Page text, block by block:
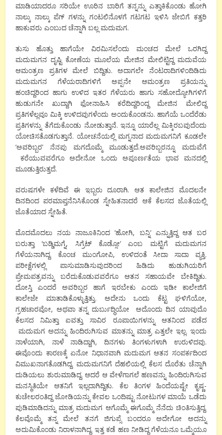
ಮಾಡಿಯಾದರೂ ಸರಿಯೇ ಊರಿನ ಬಾರಿಗೆ ತನ್ನನ್ನು ಎತ್ತಾಕಿಕೊಂಡು ಹೋಗಿ
ನಾಲ್ಕು ನಾಲ್ಕು ಪೆಗ್ ಗಳನ್ನು ಗಂಟಲಿನೊಳಗೆ ಗಟಗಟ ಇಳಿಸಿ ಜೇಬಿಗೆ ಕತ್ತರಿ
ಹಾಕುವರು ಎಂಬುದ ಚೆನ್ನಾಗಿ ಬಲ್ಲ ಮದುಮಗ.
ತುಸು ಹೊತ್ತು ಹಾಗೆಯೇ ವಿರಮಿಸಲೆಂದು ಮಂಚದ ಮೇಲೆ ಒರಗಿದ್ದ
ಮದುಮಗನ ದೃಷ್ಟಿ ಕೋಣೆಯ ಮೂಲೆಯ ಮೇಜಿನ ಮೇಲಿಟ್ಟಿದ್ದ ಮದುವೆಯ
ಆಮಂತ್ರಣ ಪ್ರತಿಗಳ ಮೇಲೆ ಬಿದ್ದಿತು. ಅದಾಗಲೇ ನೆಂಟರಾದಿಗಳಿಂದಿಡಿದು
ಮದುಮಗನ
ಗೆಳೆಯರಾದಿಗಳಿಗೆ ಅಪ್ಪನೇ ಆಮಂತ್ರಣ ಪ್ರತಿಯನ್ನು
ಹಂಚಿದ್ದರಿಂದ ಹಾಗು ಉಳಿದ ಇತರ ಗೆಳೆಯರು ಹಾಗು ಸಹೋದ್ಯೋಗಿಗಳಿಗೆ
ಹುಡುಗನೇ ಖುದ್ದಾಗಿ ಫೋನಾಹಿಸಿ ಕರೆದಿದ್ದರಿಂದ್ದ ಮೇಜಿನ ಮೇಲಿದ್ದ
ಪ್ರತಿಗಳೆಲ್ಲವೂ ಮಿಕ್ಕಿ ಉಳಿದವುಗಳೆಂದು ಅಂದುಕೊಂಡನು. ಹಾಗೆಯೆ ಒಂದೆರೆಡು
ಪ್ರತಿಗಳನ್ನು ತೆಗೆದುಕೊಂಡು ನೋಡುತ್ತಾನೆ. ಇನ್ನೂ ಯಾರೆಲ್ಲ ಮಿಕ್ಕಿರಬವುದೆಂದು
ಯೋಚಿಸತೊಡಗುತ್ತಾನೆ. ಯೋಚನೆಯಲ್ಲಿ ಮಗ್ನನಾದ ಮದುಮಗನಿಗೆ ಕೂಡಲೇ
‘ಅವರಿಬ್ಬರ’ ನೆನಪು ಮಗದೊಮ್ಮೆ ಮೂಡುತ್ತದೆ.ಅವರಿಬ್ಬರನ್ನೂ ಮದುವೆಗೆ
ಕರೆಯುವವರೆಗೂ ಅದೇನೋ ಒಂದು ಅಪೂರ್ಣತೆಯ ಭಾವ ಮನದಲ್ಲಿ
ಮೂಡುತ್ತಿರುತ್ತದೆ.
ವರುಷಗಳೇ ಕಳೆದಿವೆ ಈ ಇಬ್ಬರು ದೂರಾಗಿ. ಆತ ಕಾಲೇಜಿನ ಮೊದಲನೇ
ದಿನದಿಂದ ಪರಮಾಪ್ತನೆನಿಸಿಕೊಂಡ ಸ್ನೇಹಿತನಾದರೆ ಆಕೆ ಕೆಲಸದ ಜೊತೆಯಲ್ಲಿ
ಜೊತೆಯಾದ ಸ್ನೇಹಿತೆ.
ಮೊದಮೊದಲು ನಯ ನಾಜೂಕಿನಿಂದ‘ಹೋಗಿ, ಬನ್ನಿ‘ ಎನ್ನುತ್ತಿದ್ದ ಆತ ಬರ
ಬರುತ್ತಾ‘ಬಡ್ಡಿಮಗ್ನೆ, ಸಿಗ್ರೆಟ್ ಕೊಡ್ಸೋ‘ಎಂಬ ಮಟ್ಟಿಗೆ ಮದುಮಗನ
ಗೆಳೆಯನಾಗಿದ್ದ. ಕೊಂಚ ಮುಂಗೋಪಿ, ಉಳಿದಂತೆ ಸೀದಾ ಸಾದಾ ವ್ಯಕ್ತಿ.
ಪರೀಕ್ಷೆಗಳಲ್ಲಿ ಪಾಸುಮಾಡಿಸುವುದರಿಂದ ಹಿಡಿದು ಹುಡುಗಿಯರಿಗೆ
ಪ್ರೇಮಪತ್ರವನ್ನು ಬರೆದುಕೊಡುವವರೆಗೂ ಆತನ ಸಹಾಯವೇ ಬೇಕಿದ್ದಿತು.
ದೋಸ್ತಿ ಎಂದರೆ ಅವರಿಬ್ಬರ ಹಾಗೆ ಇರಬೇಕು ಎಂದು ಇಡೀ ಕಾಲೇಜಿಗೆ
ಕಾಲೇಜೇ ಮಾತಾಡಿಕೊಳ್ಳುತ್ತಿತ್ತು.
ಅದೇನು ಒಂದು ಕೆಟ್ಟ ಘಳಿಗೆಯೋ,
ಗ್ರಹಚಾರವೋ, ಅಥವಾ ತನ್ನ ದುರ್ಬುದ್ಧಿಯೋ
ಅದೊಂದು ದಿನ ಯಾವುದೊ
ಕೆಲಸದ ನಿಮಿತ್ತಾ ಐವತ್ತು ಸಾವಿರ ರೂಪಾಯಿಗಳನ್ನು ಆತನಿಂದ ಪಡೆದ
ಮದುಮಗ ಅದನ್ನು ಹಿಂದಿರುಗಿಸುವ ಮಾತನ್ನು ಮಾತ್ರ ಎತ್ತಲೇ ಇಲ್ಲ. ಇಂದು
ನಾಳೆಯಾಗಿ, ನಾಳೆ ನಾಡಿದ್ದಾಗಿ, ದಿನಗಳು ತಿಂಗಳುಗಳಾಗಿ ಉರುಳಿದವು.
ಈವೊಂದು ಕಾರಣಕ್ಕೆ ಏನೋ ನಿಧಾನವಾಗಿ ಮದುಮಗ ಆತನ ಸಂಪರ್ಕದಿಂದ
ವಿಮುಖನಾಗತೊಡಗಿದ್ದ.ಮದುಮಗನಿಗೆ ದೆಹಲಿಯಲ್ಲಿ ಕೆಲಸ ದೊರೆತು ಚೆನ್ನಾಗಿ
ದುಡಿಯಲು ಶುರುಮಾಡಿದ್ದ. ಆದರೆ ಆ ವೇಳೆಗಾಗಲೆ ಹಣವನ್ನು ಹಿಂದಿರುಗಿಸುವ
ಮನಸ್ಥಿತಿಯೇ ಆತನಿಗೆ ಇಲ್ಲದಾಗಿದ್ದಿತು. ಕೆಲ ತಿಂಗಳ ಹಿಂದೆಯಷ್ಟೇ ಕೃಷ್ಣ-
ಕುಚೇಲರಂತಿದ್ದ ಜೋಡಿಯನ್ನು ಕೇವಲ ಒಂದಿಷ್ಟು ನೋಟುಗಳ ಮಾಯೆ ಒಡೆದು
ಪುಡಿಮಾಡಿದನ್ನು ಮಾತ್ರ ಮದುಮಗ ಆಗೊಮ್ಮೆ ಈಗೊಮ್ಮೆ ನೆನೆದು ಚಿಂತಿಸುತ್ತಿದ್ದ.
ಕೆಲವೊಮ್ಮೆ ತನ್ನ ಮೇಲೆ ತನಗೆ
ಜಿಗುಪ್ಸೆ ಬಂದರೂ ಅದೇಗೋ ಅದನ್ನು
ಅದುಮಿಕೊಂಡು ನಿರಾಳನಾಗಿದ್ದ. ಇತ್ತ ಕಡೆ ಹಣ ನೀಡಿದ್ದ ಗೆಳೆಯನೂ ಒಮ್ಮೆಯೂ